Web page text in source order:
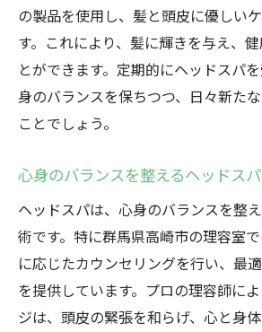
の製品を使用し、髪と頭皮に優しい
す。これにより、髪に輝きを与え、
とができます。定期的にヘッドスパ
身のバランスを保ちつつ、日々新た
ことでしょう。
心身のバランスを整えるヘッドスパ
ヘッドスパは、心身のバランスを整
術です。特に群馬県高崎市の理容室
に応じたカウンセリングを行い、最
を提供しています。プロの理容師に
ジは、頭皮の緊張を和らげ、心と身